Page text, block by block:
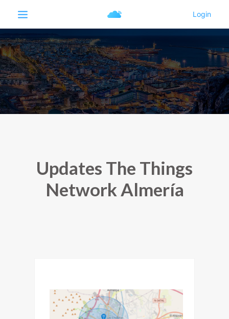
Updates The Things
Network Almería